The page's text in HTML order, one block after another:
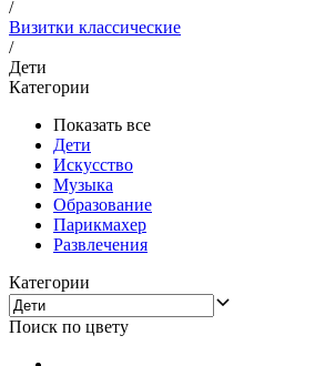
/
Визитки классические
/
Дети
Категории
Показать все
Дети
Искусство
Музыка
Образование
Парикмахер
Развлечения
Категории
Поиск по цвету